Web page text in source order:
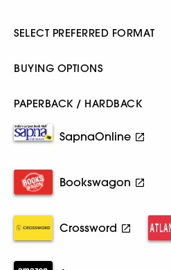
SELECT PREFERRED FORMAT
BUYING OPTIONS
PAPERBACK / HARDBACK
SapnaOnline
Bookswagon
Crossword